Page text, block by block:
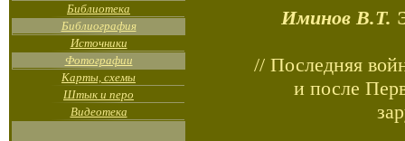
Библиотека
Библиография
Источники
Фотографии
Карты, схемы
Штык и перо
Видеотека
Иминов В.Т.
// Последняя
и после